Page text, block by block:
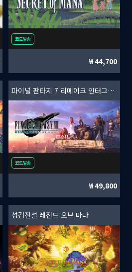
코드발송
44,700
파이널 판타지 7 리메이크 인터그레이드
코드발송
49,800
성검전설 레전드 오브 마나